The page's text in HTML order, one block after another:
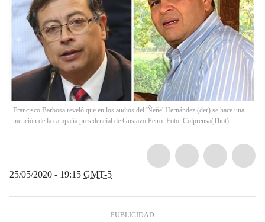
Francisco Barbosa reveló que en los audios del 'Ñeñe' Hernández (der) se hace una
mención de la campaña presidencial de Gustavo Petro. Foto: Colprensa(Thot)
25/05/2020 - 19:15 GMT-5